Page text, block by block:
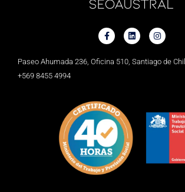
Paseo Ahumada 236, Oficina 510, Santiago de
+569 8455 4994